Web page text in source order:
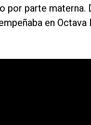
por parte
en